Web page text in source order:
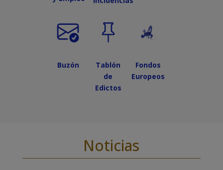
Buzón
Tablón
de
Edictos
Fondos
Europeos
Noticias